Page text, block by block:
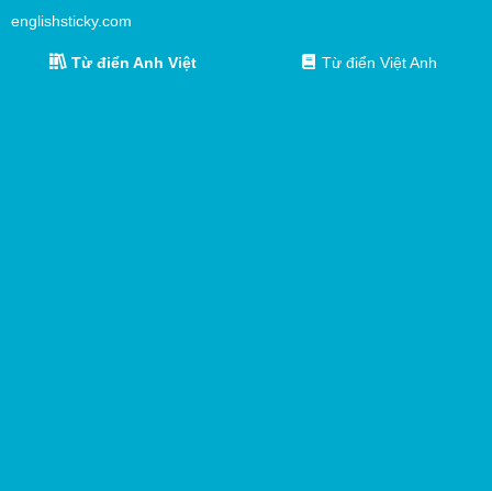
englishsticky.com
Từ điển Anh Việt Từ điển Việt Anh